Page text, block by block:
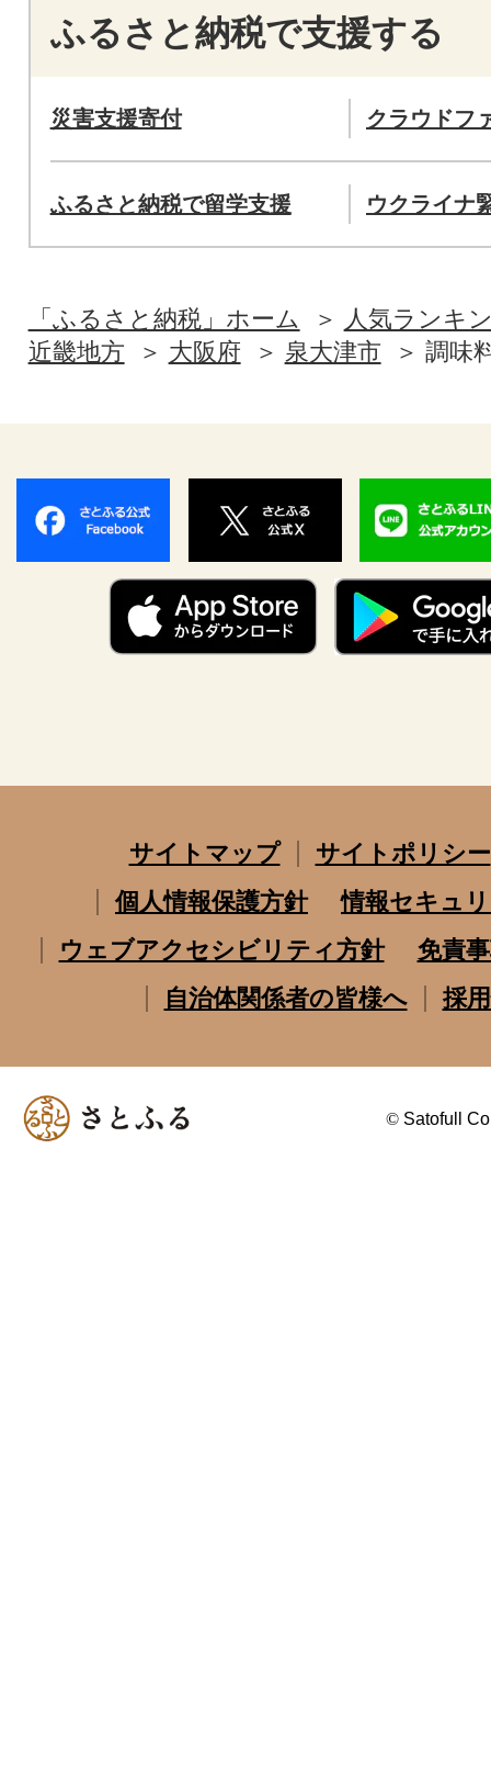
ふるさと納税で支援する
災害支援寄付 クラウドフ
ふるさと納税で留学支援 ウクライナ
「ふるさと納税」ホーム
人気ランキ
近畿地方
大阪府 泉大津市 調味
サイトマップ
サイトポリシー
個人情報保護方針
情報セキュ
ウェブアクセシビリティ方針
免責
自治体関係者の皆様へ
採
© Satofull